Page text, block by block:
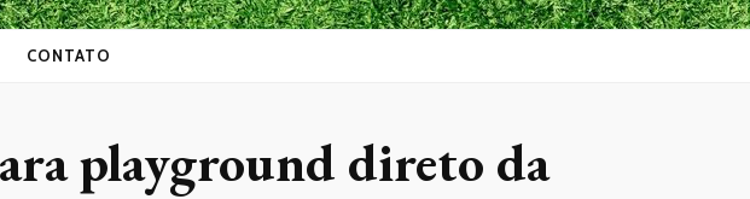
CONTATO
playground direto da